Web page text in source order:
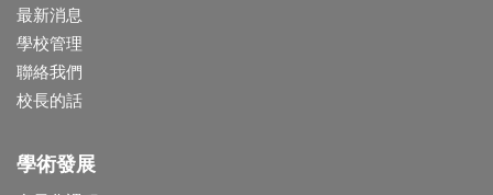
最新消息
學校管理
聯絡我們
校長的話
學術發展